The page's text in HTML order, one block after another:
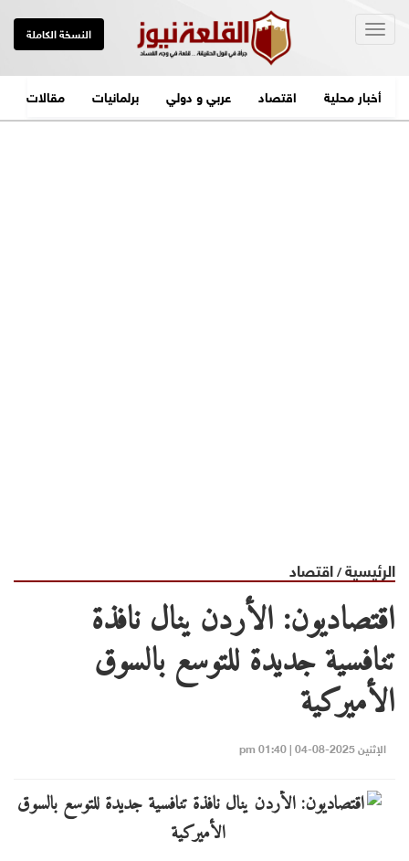
النسخة الكاملة
أخبار محلية اقتصاد عربي و دولي برلمانيات مقالات
الرئيسية/اقتصاد
اقتصاديون: الأردن ينال نافذة
تنافسية جديدة للتوسع بالسوق
الأميركية
الإثنين 2025-08-04 | 01:40 pm